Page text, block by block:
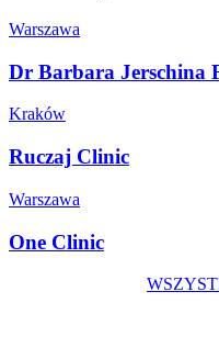
Warszawa
Dr Barbara Jerschina
Kraków
Ruczaj Clinic
Warszawa
One Clinic